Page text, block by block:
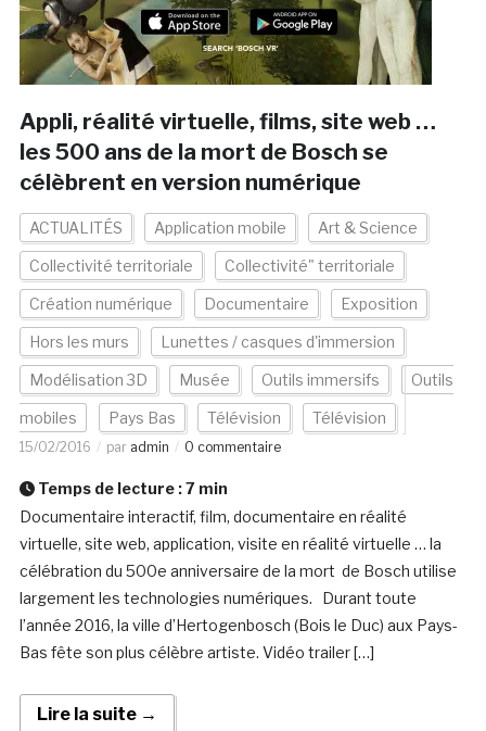
Appli, réalité virtuelle, films, site web …
les 500 ans de la mort de Bosch se
célèbrent en version numérique
ACTUALITÉS Application mobile Art & Science
Collectivité territoriale Collectivité" territoriale
Création numérique Documentaire Exposition
Hors les murs Lunettes / casques d'immersion
Modélisation 3D Musée Outils immersifs Outils
mobiles Pays Bas Télévision Télévision
15/02/2016 par admin 0 commentaire
Temps de lecture :7 min
Documentaire interactif, film, documentaire en réalité
virtuelle, site web, application, visite en réalité virtuelle … la
célébration du 500e anniversaire de la mort de Bosch utilise
largement les technologies numériques. Durant toute
l’année 2016, la ville d’Hertogenbosch (Bois le Duc) aux Pays-
Bas fête son plus célèbre artiste. Vidéo trailer […]
Lire la suite →